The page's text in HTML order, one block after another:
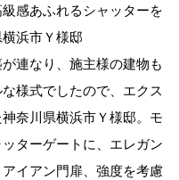
感あふれるシャッターを
浜市Ｙ様邸
連なり、施主様の建物も
様式でしたので、エクス
奈川県横浜市Ｙ様邸。モ
ターゲートに、エレガン
イアン門扉、強度を考慮